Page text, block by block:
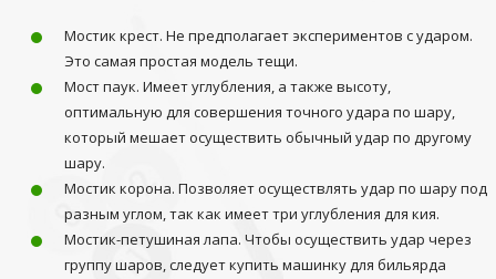
Мостик крест. Не предполагает экспериментов с ударом.
Это самая простая модель тещи.
Мост паук. Имеет углубления, а также высоту,
оптимальную для совершения точного удара по шару,
который мешает осуществить обычный удар по другому
шару.
Мостик корона. Позволяет осуществлять удар по шару под
разным углом, так как имеет три углубления для кия.
Мостик-петушиная лапа. Чтобы осуществить удар через
группу шаров, следует купить машинку для бильярда